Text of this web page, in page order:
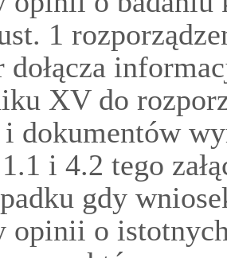
1
dołącza
XV do
i dokumentów
i 4.2 tego
gdy
opinii o